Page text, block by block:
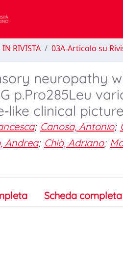
RIVISTA 03A-Articolo su
neuropathy
p.Pro285Leu
clinical picture
; Canosa, Antonio;
Andrea; Chiò, Adriano;
Scheda